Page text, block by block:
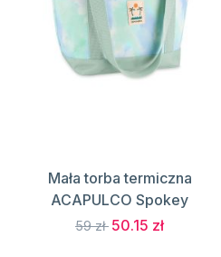
Mała torba termiczna
ACAPULCO Spokey
59 zł 50.15 zł